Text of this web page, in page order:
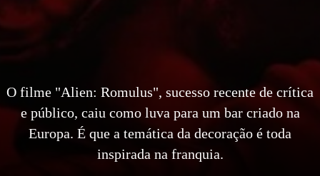
O filme "Alien: Romulus", sucesso recente de crítica
e público, caiu como luva para um bar criado na
Europa. É que a temática da decoração é toda
inspirada na franquia.